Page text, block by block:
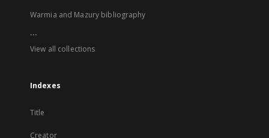
Warmia and Mazury bibliography
...
View all collections
Indexes
Title
Creator